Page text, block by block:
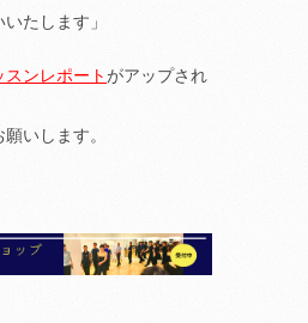
たします」
ンレポートがアップされ
いします。